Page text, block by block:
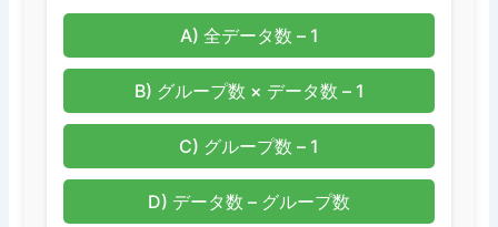
A) 全データ数 – 1
B) グループ数 × データ数 – 1
C) グループ数 – 1
D) データ数 – グループ数